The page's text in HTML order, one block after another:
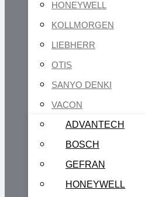
HONEYWELL
KOLLMORGEN
LIEBHERR
OTIS
SANYO DENKI
VACON
ADVANTECH
BOSCH
GEFRAN
HONEYWELL